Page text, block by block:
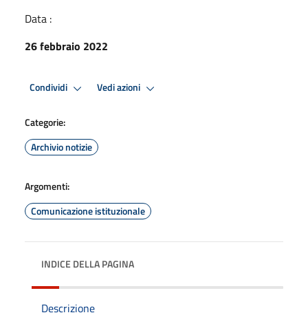
Data :
26 febbraio 2022
Condividi Vedi azioni
Categorie:
Archivio notizie
Argomenti:
Comunicazione istituzionale
INDICE DELLA PAGINA
Descrizione